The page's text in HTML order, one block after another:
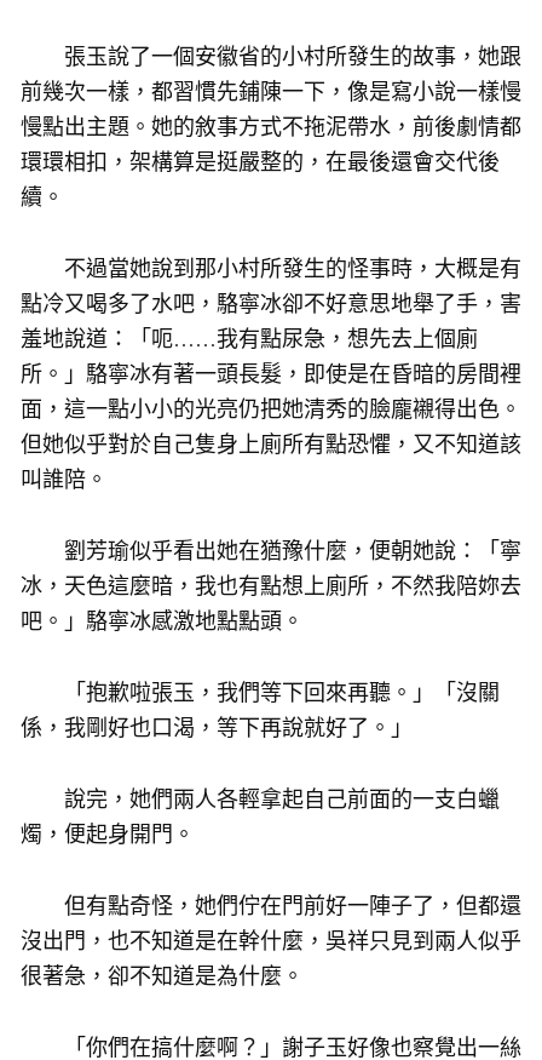
張玉說了一個安徽省的小村所發生的故事，她跟
前幾次一樣，都習慣先鋪陳一下，像是寫小說一樣慢
慢點出主題。她的敘事方式不拖泥帶水，前後劇情都
環環相扣，架構算是挺嚴整的，在最後還會交代後
續。
不過當她說到那小村所發生的怪事時，大概是有
點冷又喝多了水吧，駱寧冰卻不好意思地舉了手，害
羞地說道：「呃……我有點尿急，想先去上個廁
所。」駱寧冰有著一頭長髮，即使是在昏暗的房間裡
面，這一點小小的光亮仍把她清秀的臉龐襯得出色。
但她似乎對於自己隻身上廁所有點恐懼，又不知道該
叫誰陪。
劉芳瑜似乎看出她在猶豫什麼，便朝她說：「寧
冰，天色這麼暗，我也有點想上廁所，不然我陪妳去
吧。」駱寧冰感激地點點頭。
「抱歉啦張玉，我們等下回來再聽。」「沒關
係，我剛好也口渴，等下再說就好了。」
說完，她們兩人各輕拿起自己前面的一支白蠟
燭，便起身開門。
但有點奇怪，她們佇在門前好一陣子了，但都還
沒出門，也不知道是在幹什麼，吳祥只見到兩人似乎
很著急，卻不知道是為什麼。
「你們在搞什麼啊？」謝子玉好像也察覺出一絲